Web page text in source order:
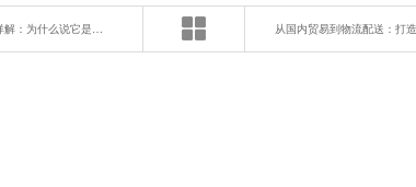
国内贸易代理服务详解：为什么说它是企业出海的“加速器”？